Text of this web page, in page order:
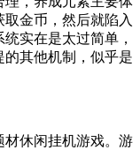
金币，然后就陷入
实在是太过简单，
其他机制，似乎是
材休闲挂机游戏。游